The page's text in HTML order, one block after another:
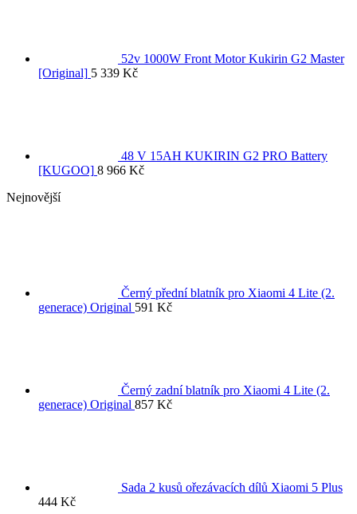
52v 1000W Front Motor Kukirin G2 Master
[Original] 5 339 Kč
48 V 15AH KUKIRIN G2 PRO Battery
[KUGOO] 8 966 Kč
Nejnovější
Černý přední blatník pro Xiaomi 4 Lite (2.
generace) Original 591 Kč
Černý zadní blatník pro Xiaomi 4 Lite (2.
generace) Original 857 Kč
Sada 2 kusů ořezávacích dílů Xiaomi 5 Plus
444 Kč